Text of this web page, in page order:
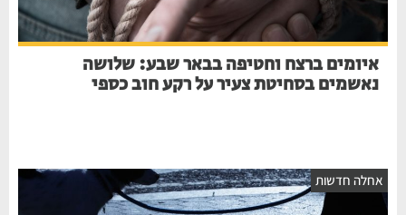
איומים ברצח וחטיפה בבאר שבע: שלושה
נאשמים בסחיטת צעיר על רקע חוב כספי
חדשות